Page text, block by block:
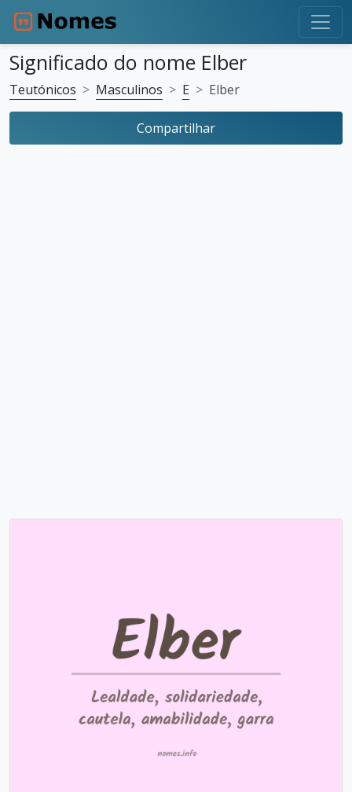
Significado do nome Elber
Teutónicos Masculinos E Elber
Compartilhar